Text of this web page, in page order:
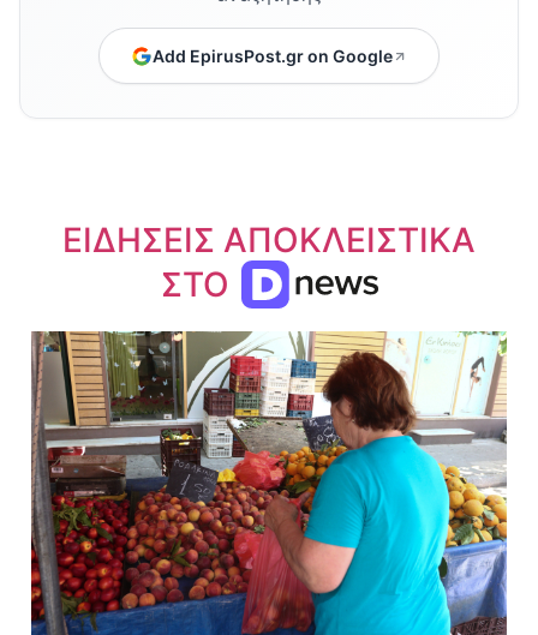
Add EpirusPost.gr on Google
ΕΙΔΗΣΕΙΣ ΑΠΟΚΛΕΙΣΤΙΚΑ
ΣΤΟ